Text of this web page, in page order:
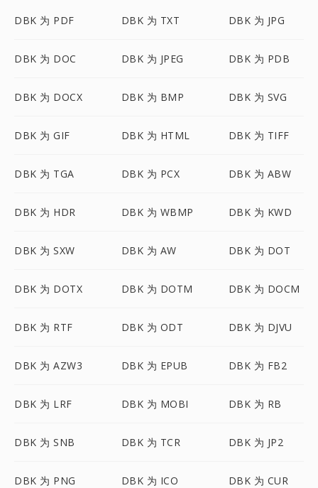
DBK 为 PDF DBK 为 TXT DBK 为 JPG
DBK 为 DOC DBK 为 JPEG DBK 为 PDB
DBK 为 DOCX DBK 为 BMP DBK 为 SVG
DBK 为 GIF DBK 为 HTML DBK 为 TIFF
DBK 为 TGA DBK 为 PCX DBK 为 ABW
DBK 为 HDR DBK 为 WBMP DBK 为 KWD
DBK 为 SXW DBK 为 AW DBK 为 DOT
DBK 为 DOTX DBK 为 DOTM DBK 为 DOCM
DBK 为 RTF DBK 为 ODT DBK 为 DJVU
DBK 为 AZW3 DBK 为 EPUB DBK 为 FB2
DBK 为 LRF DBK 为 MOBI DBK 为 RB
DBK 为 SNB DBK 为 TCR DBK 为 JP2
DBK 为 PNG DBK 为 ICO DBK 为 CUR